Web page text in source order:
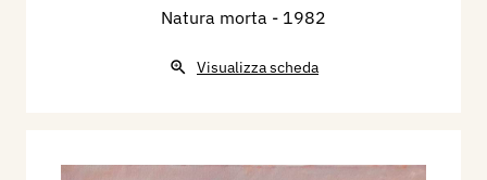
Natura morta - 1982
Visualizza scheda